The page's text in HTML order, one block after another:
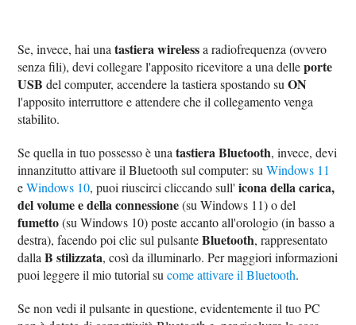
Se, invece, hai unatastiera wirelessa radiofrequenza (ovvero
senza fili), devi collegare l'apposito ricevitore a una delleporte
USB del computer, accendere la tastiera spostando suON
l'apposito interruttore e attendere che il collegamento venga
stabilito.
Se quella in tuo possesso è unatastiera Bluetooth, invece, devi
innanzitutto attivare il Bluetooth sul computer: suWindows 11
eWindows 10, puoi riuscirci cliccando sull'icona della carica,
del volume e della connessione(su Windows 11) o del
fumetto(su Windows 10) poste accanto all'orologio (in basso a
destra), facendo poi clic sul pulsanteBluetooth, rappresentato
dallaB stilizzata, così da illuminarlo. Per maggiori informazioni
puoi leggere il mio tutorial sucome attivare il Bluetooth.
Se non vedi il pulsante in questione, evidentemente il tuo PC